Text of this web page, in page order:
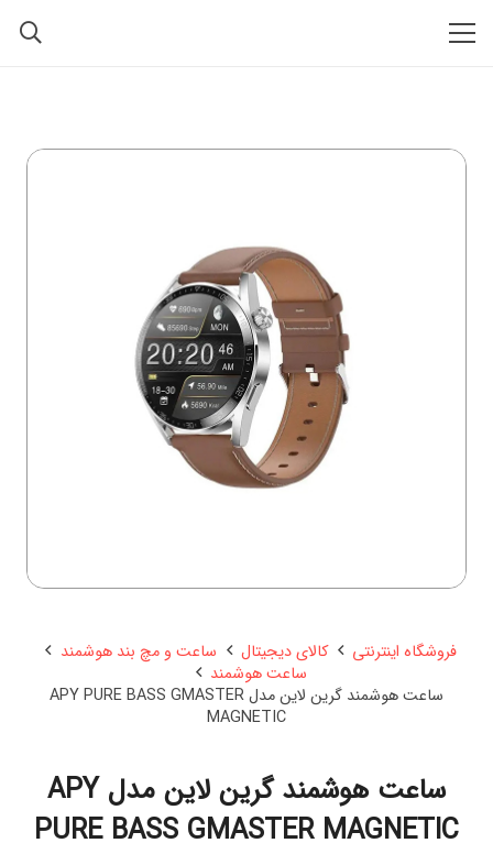
فروشگاه اینترنتی کالای دیجیتال
ساعت و مچ بند هوشمند
ساعت هوشمند
ساعت هوشمند گرین لاین مدل APY PURE BASS GMASTER
MAGNETIC
ساعت هوشمند گرین لاین مدل APY
PURE BASS GMASTER MAGNETIC